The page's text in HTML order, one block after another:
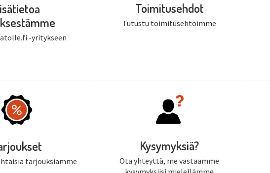
-yritykseen
Toimitusehdot
Tutustu toimitusehtoimme
tarjouksiamme
Kysymyksiä?
Ota yhteyttä, me vastaamme